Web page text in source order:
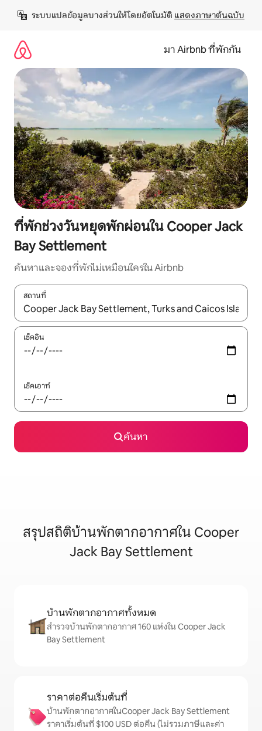
เนื้อหา
ระบบแปลข้อมูลบางส่วนให้โดยอัตโนมัติ แสดงภาษาต้นฉบับ
มา Airbnb ที่พักกัน
ที่พักช่วงวันหยุดพักผ่อนใน Cooper Jack
Bay Settlement
ค้นหาและจองที่พักไม่เหมือนใครใน Airbnb
สถานที่
ใช้ลูกศรขึ้นลง หรือใช้การสัมผัสหรือปัด เพื่อสำรวจผลการค้นหา
เช็คอิน
เช็คเอาท์
ค้นหา
สรุปสถิติบ้านพักตากอากาศใน Cooper
Jack Bay Settlement
บ้านพักตากอากาศทั้งหมด
สำรวจบ้านพักตากอากาศ 160 แห่งใน Cooper Jack
Bay Settlement
ราคาต่อคืนเริ่มต้นที่
บ้านพักตากอากาศในCooper Jack Bay Settlement
ราคาเริ่มต้นที่ $100 USD ต่อคืน (ไม่รวมภาษีและค่า